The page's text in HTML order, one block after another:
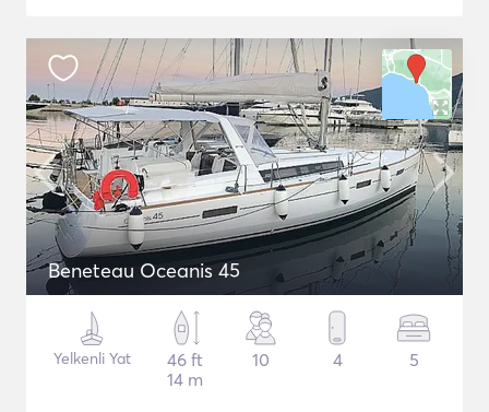
Beneteau Oceanis 45
Yelkenli Yat
46 ft
14 m
10 4 5